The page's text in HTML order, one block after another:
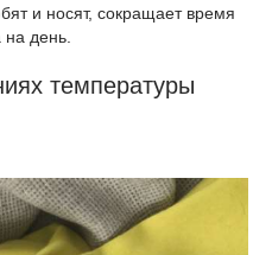
и носят, сокращает время
день.
температуры